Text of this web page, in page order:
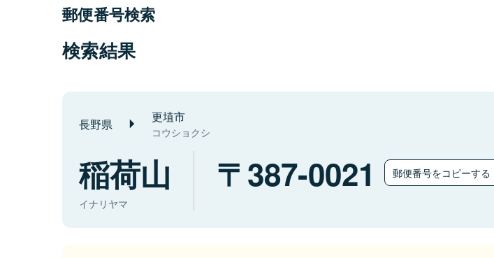
郵便番号検索
検索結果
長野県 更埴市
コウショクシ
稲荷山
イナリヤマ
387-0021 郵便番号をコピーする